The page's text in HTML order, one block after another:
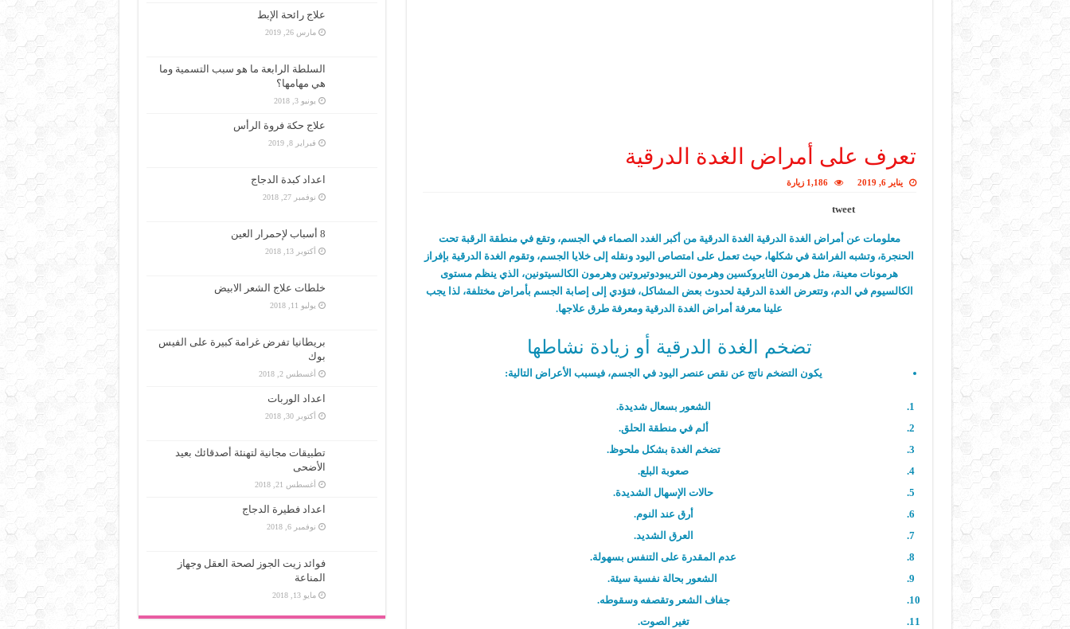
تعرف على أمراض الغدة الدرقية
يناير 6, 2019 1,186 زيارة
tweet
معلومات عن أمراض الغدة الدرقية الغدة الدرقية من أكبر الغدد الصماء في الجسم، وتقع في منطقة الرقبة تحت
الحنجرة، وتشبه الفراشة في شكلها، حيث تعمل على امتصاص اليود ونقله إلى خلايا الجسم، وتقوم الغدة الدرقية بإفراز
هرمونات معينة، مثل هرمون الثايروكسين وهرمون التريبودوتيروتين وهرمون الكالسيتونين، الذي ينظم مستوى
الكالسيوم في الدم، وتتعرض الغدة الدرقية لحدوث بعض المشاكل، فتؤدي إلى إصابة الجسم بأمراض مختلفة، لذا يجب
علينا معرفة أمراض الغدة الدرقية ومعرفة طرق علاجها.
تضخم الغدة الدرقية أو زيادة نشاطها
يكون التضخم ناتج عن نقص عنصر اليود في الجسم، فيسبب الأعراض التالية:
الشعور بسعال شديدة.
ألم في منطقة الحلق.
تضخم الغدة بشكل ملحوظ.
صعوبة البلع.
حالات الإسهال الشديدة.
أرق عند النوم.
العرق الشديد.
عدم المقدرة على التنفس بسهولة.
الشعور بحالة نفسية سيئة.
جفاف الشعر وتقصفه وسقوطه.
تغير الصوت.
علاج رائحة الإبط
مارس 26, 2019
السلطة الرابعة ما هو سبب التسمية وما
هي مهامها؟
يونيو 3, 2018
علاج حكة فروة الرأس
فبراير 8, 2019
اعداد كبدة الدجاج
نوفمبر 27, 2018
8 أسباب لإحمرار العين
أكتوبر 13, 2018
خلطات علاج الشعر الابيض
يوليو 11, 2018
بريطانيا تفرض غرامة كبيرة على الفيس
بوك
أغسطس 2, 2018
اعداد الوربات
أكتوبر 30, 2018
تطبيقات مجانية لتهنئة أصدقائك بعيد
الأضحى
أغسطس 21, 2018
اعداد فطيرة الدجاج
نوفمبر 6, 2018
فوائد زيت الجوز لصحة العقل وجهاز
المناعة
مايو 13, 2018